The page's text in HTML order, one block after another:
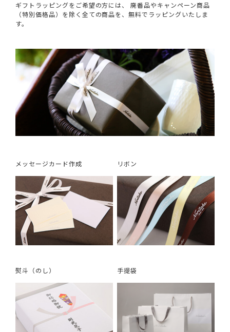
ギフトラッピングをご希望の方には、 廃番品やキャンペーン商品
（特別価格品）を除く全ての商品を、無料でラッピングいたしま
す。
メッセージカード作成 リボン
熨斗（のし） 手提袋